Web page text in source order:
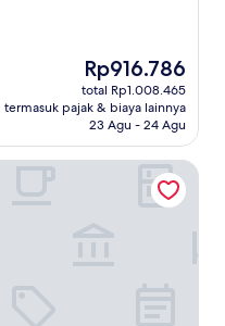
Harga
sekarang
Rp916.786
Rp916.786
total Rp1.008.465
termasuk pajak & biaya lainnya
23 Agu - 24 Agu